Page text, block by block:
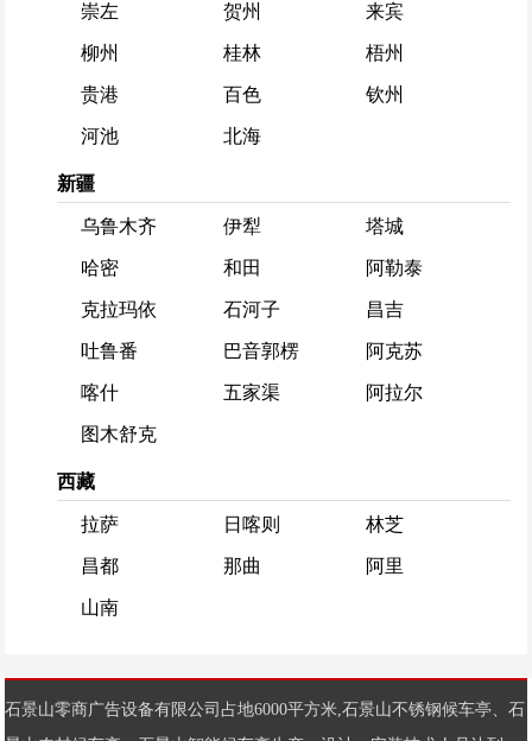
崇左 贺州 来宾
柳州 桂林 梧州
贵港 百色 钦州
河池 北海
新疆
乌鲁木齐 伊犁 塔城
哈密 和田 阿勒泰
克拉玛依 石河子 昌吉
吐鲁番 巴音郭楞 阿克苏
喀什 五家渠 阿拉尔
图木舒克
西藏
拉萨 日喀则 林芝
昌都 那曲 阿里
山南
石景山零商广告设备有限公司占地6000平方米,石景山不锈钢候车亭、石